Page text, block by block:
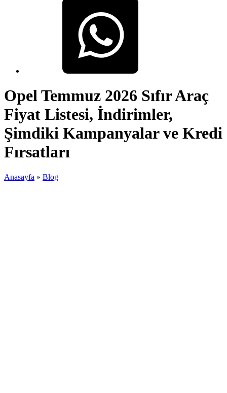
Opel Temmuz 2026 Sıfır Araç
Fiyat Listesi, İndirimler,
Şimdiki Kampanyalar ve Kredi
Fırsatları
Anasayfa » Blog